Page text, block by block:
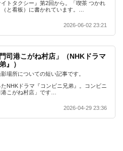
トタクシー』第2回から。「喫茶 つかれ
（と看板）に書かれています。…
2026-06-02 23:21
司港こがね村店」（NHKドラマ
』）
場所についての短い記事です。
NHKドラマ『コンビニ兄弟』。コンビニ
港こがね村店」です…
2026-04-29 23:36